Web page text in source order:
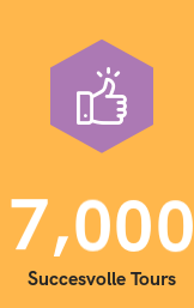
7,000
Succesvolle Tours